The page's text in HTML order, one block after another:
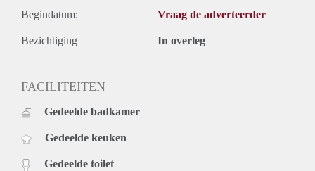
Begindatum: Vraag de adverteerder
Bezichtiging In overleg
FACILITEITEN
Gedeelde badkamer
Gedeelde keuken
Gedeelde toilet